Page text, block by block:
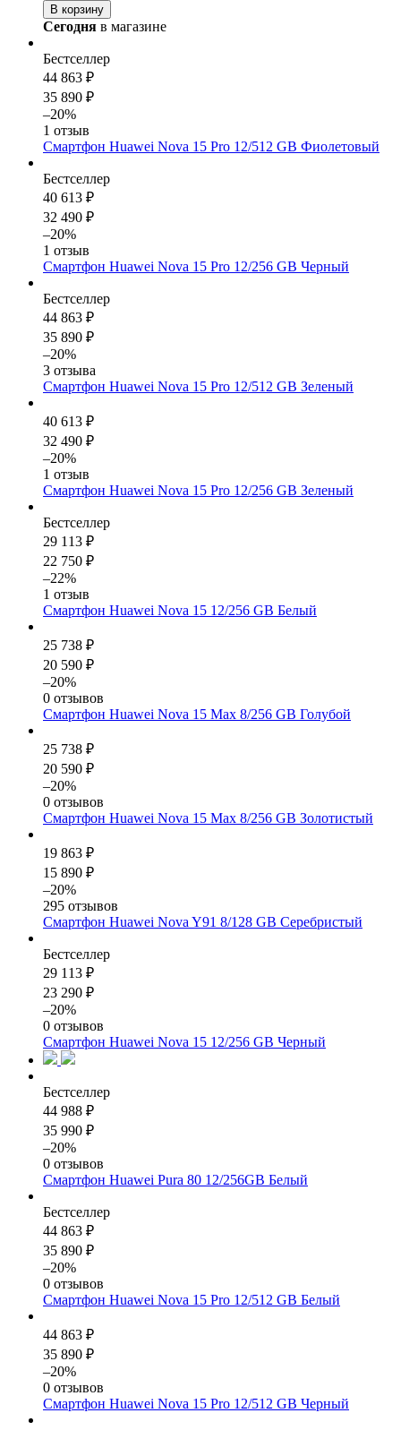
В корзину
Сегодня в магазине
Бестселлер
44 863 ₽
35 890 ₽
–20%
1 отзыв
Смартфон Huawei Nova 15 Pro 12/512 GB Фиолетовый
Бестселлер
40 613 ₽
32 490 ₽
–20%
1 отзыв
Смартфон Huawei Nova 15 Pro 12/256 GB Черный
Бестселлер
44 863 ₽
35 890 ₽
–20%
3 отзыва
Смартфон Huawei Nova 15 Pro 12/512 GB Зеленый
40 613 ₽
32 490 ₽
–20%
1 отзыв
Смартфон Huawei Nova 15 Pro 12/256 GB Зеленый
Бестселлер
29 113 ₽
22 750 ₽
–22%
1 отзыв
Смартфон Huawei Nova 15 12/256 GB Белый
25 738 ₽
20 590 ₽
–20%
0 отзывов
Смартфон Huawei Nova 15 Max 8/256 GB Голубой
25 738 ₽
20 590 ₽
–20%
0 отзывов
Смартфон Huawei Nova 15 Max 8/256 GB Золотистый
19 863 ₽
15 890 ₽
–20%
295 отзывов
Смартфон Huawei Nova Y91 8/128 GB Серебристый
Бестселлер
29 113 ₽
23 290 ₽
–20%
0 отзывов
Смартфон Huawei Nova 15 12/256 GB Черный
Бестселлер
44 988 ₽
35 990 ₽
–20%
0 отзывов
Смартфон Huawei Pura 80 12/256GB Белый
Бестселлер
44 863 ₽
35 890 ₽
–20%
0 отзывов
Смартфон Huawei Nova 15 Pro 12/512 GB Белый
44 863 ₽
35 890 ₽
–20%
0 отзывов
Смартфон Huawei Nova 15 Pro 12/512 GB Черный